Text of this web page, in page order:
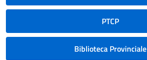
PTCP
Biblioteca Provinciale